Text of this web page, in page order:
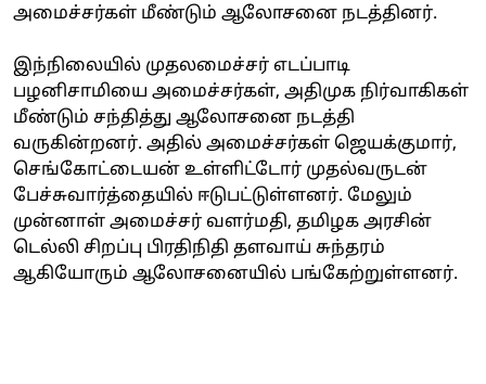
அமைச்சர்கள் மீண்டும் ஆலோசனை நடத்தினர்.
இந்நிலையில் முதலமைச்சர் எடப்பாடி
பழனிசாமியை அமைச்சர்கள், அதிமுக நிர்வாகிகள்
மீண்டும் சந்தித்து ஆலோசனை நடத்தி
வருகின்றனர். அதில் அமைச்சர்கள் ஜெயக்குமார்,
செங்கோட்டையன் உள்ளிட்டோர் முதல்வருடன்
பேச்சுவார்த்தையில் ஈடுபட்டுள்ளனர். மேலும்
முன்னாள் அமைச்சர் வளர்மதி, தமிழக அரசின்
டெல்லி சிறப்பு பிரதிநிதி தளவாய் சுந்தரம்
ஆகியோரும் ஆலோசனையில் பங்கேற்றுள்ளனர்.